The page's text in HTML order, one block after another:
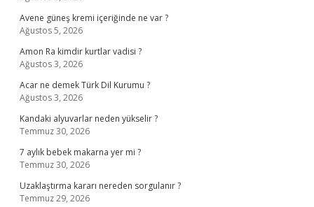
Avene güneş kremi içeriğinde ne var ?
Ağustos 5, 2026
Amon Ra kimdir kurtlar vadisi ?
Ağustos 3, 2026
Acar ne demek Türk Dil Kurumu ?
Ağustos 3, 2026
Kandaki alyuvarlar neden yükselir ?
Temmuz 30, 2026
7 aylık bebek makarna yer mi ?
Temmuz 30, 2026
Uzaklaştırma kararı nereden sorgulanır ?
Temmuz 29, 2026